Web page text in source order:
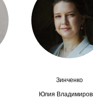
Зинченко
Юлия